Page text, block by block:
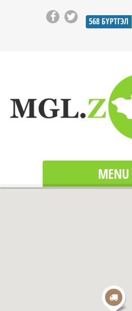
568 БҮРТГЭЛ
MENU